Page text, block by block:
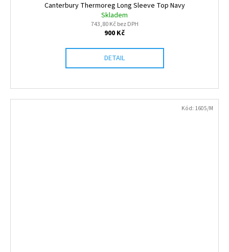
Canterbury Thermoreg Long Sleeve Top Navy
Skladem
743,80 Kč bez DPH
900 Kč
DETAIL
Kód: 1605/M